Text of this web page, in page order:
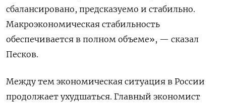
сбалансировано, предсказуемо и стабильно.
Макроэкономическая стабильность
обеспечивается в полном объеме», — сказал
Песков.
Между тем экономическая ситуация в России
продолжает ухудшаться. Главный экономист